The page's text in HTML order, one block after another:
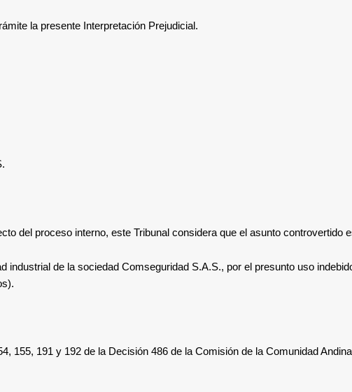
la presente Interpretación Prejudicial.
del proceso interno, este Tribunal considera que el asunto controvertido
industrial de la sociedad Comseguridad S.A.S., por el presunto uso
155, 191 y 192 de la Decisión 486 de la Comisión de la Comunidad